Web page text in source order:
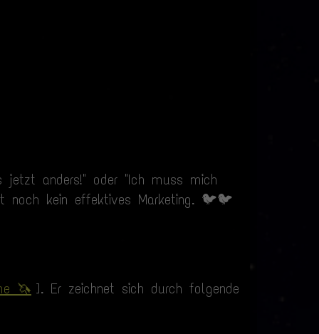
jetzt anders!" oder "Ich muss mich
noch kein effektives Marketing. 🐦🐦
🦄 ]. Er zeichnet sich durch folgende